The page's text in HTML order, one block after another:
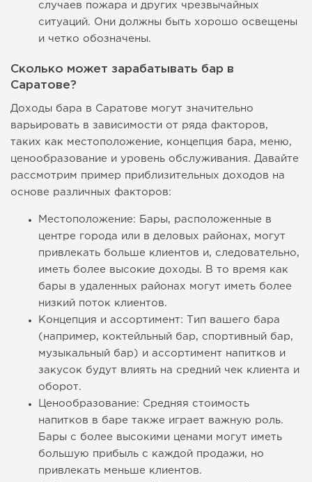
случаев пожара и других чрезвычайных
ситуаций. Они должны быть хорошо освещены
и четко обозначены.
Сколько может зарабатывать бар в
Саратове?
Доходы бара в Саратове могут значительно
варьировать в зависимости от ряда факторов,
таких как местоположение, концепция бара, меню,
ценообразование и уровень обслуживания. Давайте
рассмотрим пример приблизительных доходов на
основе различных факторов:
Местоположение: Бары, расположенные в
центре города или в деловых районах, могут
привлекать больше клиентов и, следовательно,
иметь более высокие доходы. В то время как
бары в удаленных районах могут иметь более
низкий поток клиентов.
Концепция и ассортимент: Тип вашего бара
(например, коктейльный бар, спортивный бар,
музыкальный бар) и ассортимент напитков и
закусок будут влиять на средний чек клиента и
оборот.
Ценообразование: Средняя стоимость
напитков в баре также играет важную роль.
Бары с более высокими ценами могут иметь
большую прибыль с каждой продажи, но
привлекать меньше клиентов.